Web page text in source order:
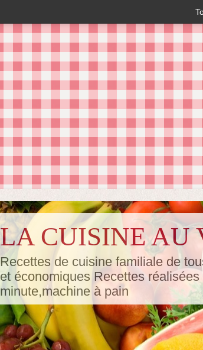
LA CUISINE AU
Recettes de cuisine familiale de
et économiques Recettes
minute,machine à pain